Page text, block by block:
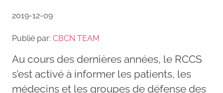
2019-12-09
Publié par: CBCN TEAM
Au cours des dernières années, le RCCS
s’est activé à informer les patients, les
médecins et les groupes de défense des